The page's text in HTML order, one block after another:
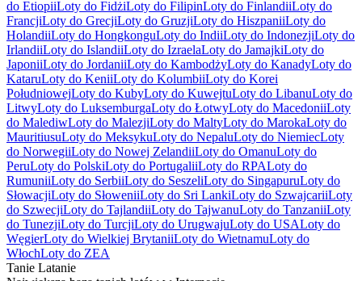
do EtiopiiLoty do FidżiLoty do FilipinLoty do FinlandiiLoty do
FrancjiLoty do GrecjiLoty do GruzjiLoty do HiszpaniiLoty do
HolandiiLoty do HongkonguLoty do IndiiLoty do IndonezjiLoty do
IrlandiiLoty do IslandiiLoty do IzraelaLoty do JamajkiLoty do
JaponiiLoty do JordaniiLoty do KambodżyLoty do KanadyLoty do
KataruLoty do KeniiLoty do KolumbiiLoty do Korei
PołudniowejLoty do KubyLoty do KuwejtuLoty do LibanuLoty do
LitwyLoty do LuksemburgaLoty do ŁotwyLoty do MacedoniiLoty
do MalediwLoty do MalezjiLoty do MaltyLoty do MarokaLoty do
MauritiusuLoty do MeksykuLoty do NepaluLoty do NiemiecLoty
do NorwegiiLoty do Nowej ZelandiiLoty do OmanuLoty do
PeruLoty do PolskiLoty do PortugaliiLoty do RPALoty do
RumuniiLoty do SerbiiLoty do SeszeliLoty do SingapuruLoty do
SłowacjiLoty do SłoweniiLoty do Sri LankiLoty do SzwajcariiLoty
do SzwecjiLoty do TajlandiiLoty do TajwanuLoty do TanzaniiLoty
do TunezjiLoty do TurcjiLoty do UrugwajuLoty do USALoty do
WęgierLoty do Wielkiej BrytaniiLoty do WietnamuLoty do
WłochLoty do ZEA
Tanie Latanie